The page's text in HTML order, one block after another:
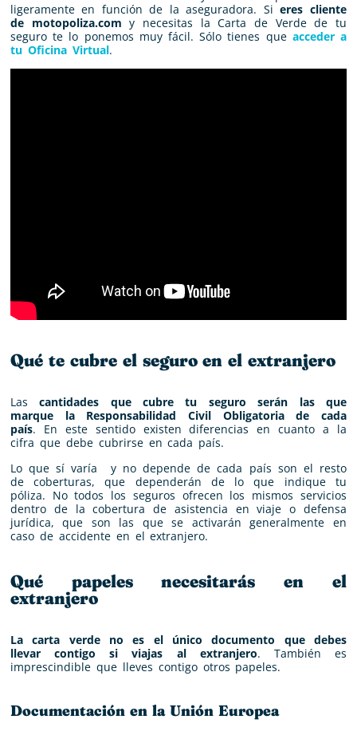
ligeramente en función de la aseguradora. Si eres cliente
de motopoliza.com y necesitas la Carta de Verde de tu
seguro te lo ponemos muy fácil. Sólo tienes que acceder a
tu Oficina Virtual.
Qué te cubre el seguro en el extranjero
Lascantidades que cubre tu seguro serán las que
marque la Responsabilidad Civil Obligatoria de cada
país. En este sentido existen diferencias en cuanto a la
cifra que debe cubrirse en cada país.
Lo que sí varía y no depende de cada país son el resto
de coberturas, que dependerán de lo que indique tu
póliza. No todos los seguros ofrecen los mismos servicios
dentro de la cobertura de asistencia en viaje o defensa
jurídica, que son las que se activarán generalmente en
caso de accidente en el extranjero.
Qué papeles necesitarás en el
extranjero
La carta verde no es el único documento que debes
llevar contigo si viajas al extranjero. También es
imprescindible que lleves contigo otros papeles.
Documentación en la Unión Europea